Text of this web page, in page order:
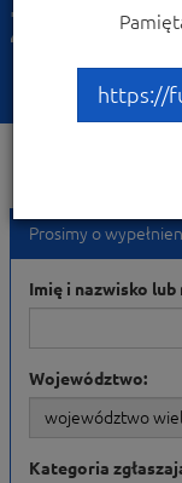
Prosimy o
Imię i nazwisko
Województwo:
Kategoria
https://